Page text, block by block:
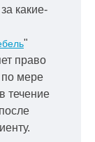
какие-
"
право
по мере
течение